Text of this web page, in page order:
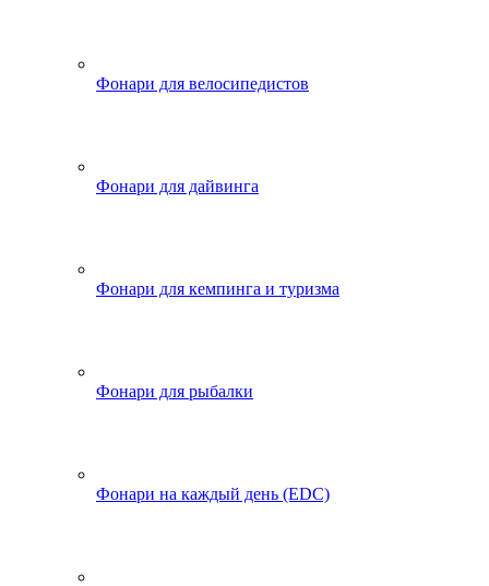
Фонари для велосипедистов
Фонари для дайвинга
Фонари для кемпинга и туризма
Фонари для рыбалки
Фонари на каждый день (EDC)